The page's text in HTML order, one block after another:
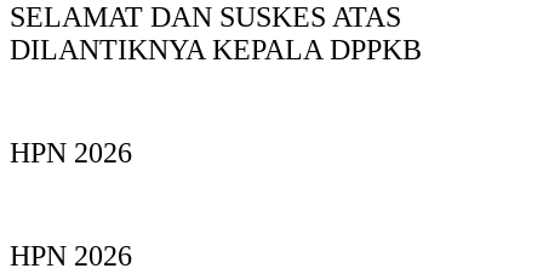
SELAMAT DAN SUSKES ATAS
DILANTIKNYA KEPALA DPPKB
HPN 2026
HPN 2026